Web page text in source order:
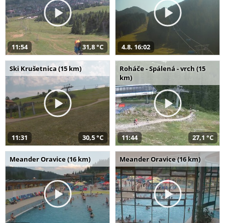
11:54 31,8 °C 4.8. 16:02
Ski Krušetnica (15 km)
11:31 30,5 °C
Roháče - Spálená - vrch (15
km)
11:44 27,1 °C
Meander Oravice (16 km) Meander Oravice (16 km)